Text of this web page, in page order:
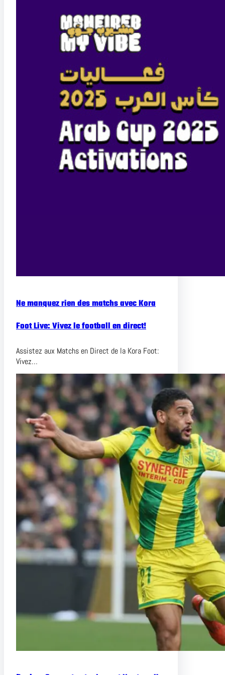
Ne manquez rien des matchs avec Kora
Foot Live: Vivez le football en direct!
Assistez aux Matchs en Direct de la Kora Foot:
Vivez…